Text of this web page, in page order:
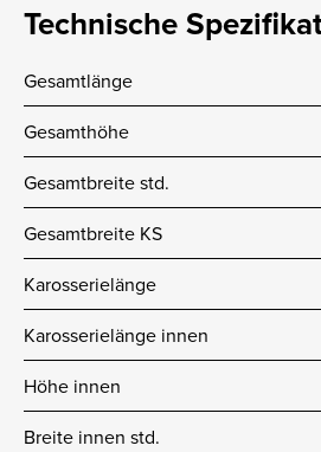
Technische
Gesamtlänge
Gesamthöhe
Gesamtbreite std.
Gesamtbreite KS
Karosserielänge
Karosserielänge innen
Höhe innen
Breite innen std.